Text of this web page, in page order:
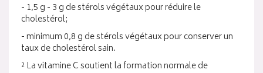
- 1,5 g - 3 g de stérols végétaux pour réduire le
cholestérol;
- minimum 0,8 g de stérols végétaux pour conserver un
taux de cholestérol sain.
² La vitamine C soutient la formation normale de